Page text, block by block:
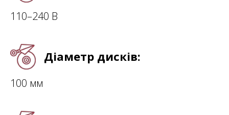
110–240 В
Діаметр дисків:
100 мм